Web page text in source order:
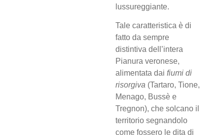
lussureggiante.
Tale caratteristica è di
fatto da sempre
distintiva dell’intera
Pianura veronese,
alimentata dai fiumi di
risorgiva (Tartaro, Tione,
Menago, Bussè e
Tregnon), che solcano il
territorio segnandolo
come fossero le dita di